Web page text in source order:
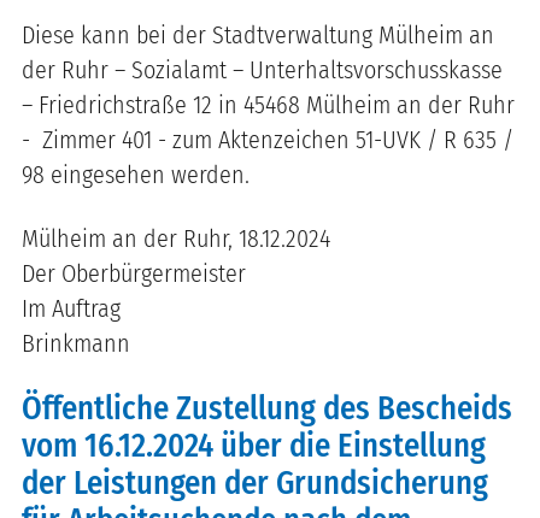
Diese kann bei der Stadtverwaltung Mülheim an
der Ruhr – Sozialamt – Unterhaltsvorschusskasse
– Friedrichstraße 12 in 45468 Mülheim an der Ruhr
- Zimmer 401 - zum Aktenzeichen 51-UVK / R 635 /
98 eingesehen werden.
Mülheim an der Ruhr, 18.12.2024
Der Oberbürgermeister
Im Auftrag
Brinkmann
Öffentliche Zustellung des Bescheids
vom 16.12.2024 über die Einstellung
der Leistungen der Grundsicherung